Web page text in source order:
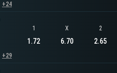
+24
+29
1
1.72
X
6.70
2
2.65